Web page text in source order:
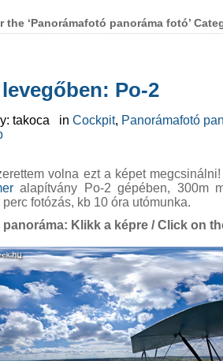
the ‘Panorámafotó panoráma fotó’
Po-2
takoca in Cockpit, Panorámafotó
volna ezt a képet
alapítvány Po-2 gépében, 300m
fotózás, kb 10 óra utómunka.
panoráma: Klikk a képre / Click on